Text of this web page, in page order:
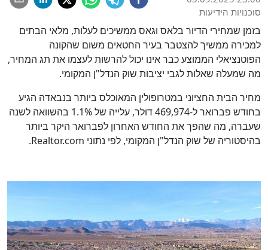
סוכנויות הידיעות
בזמן שמחירי הדיור בלאס וגאס ממשיכים לעלות, מלאי הבתים
למכירה ממשיך להצטבר בעיר החטאים משום שהקונה
הפוטנציאלי הממוצע כבר אינו יכול להרשות לעצמו את תג המחיר,
מה שמעלה שאלות לגבי יציבות שוק הנדל"ן המקומי.
מחיר הבית החציוני במטרופולין המאוכלס ביותר בנבאדה הגיע
בחודש פברואר ל-469,974 דולר, עלייה של 1.1% בהשוואה לשנה
שעברה, מה שהפך את החודש האחרון לפברואר היקר ביותר
בהיסטוריה של שוק הנדל"ן המקומי, לפי נתוני Realtor.com.